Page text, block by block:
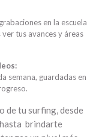
en la escuela
tus avances y áreas
semana, guardadas en
de tu surfing, desde
brindarte